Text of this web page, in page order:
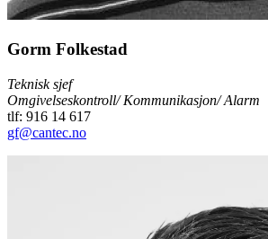
Gorm Folkestad
Teknisk sjef
Omgivelseskontroll/ Kommunikasjon/ Alarm
tlf: 916 14 617
gf@cantec.no